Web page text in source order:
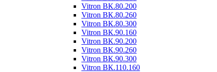
Vitron ВК.80.200
Vitron ВК.80.260
Vitron ВК.80.300
Vitron ВК.90.160
Vitron ВК.90.200
Vitron ВК.90.260
Vitron ВК.90.300
Vitron ВК.110.160